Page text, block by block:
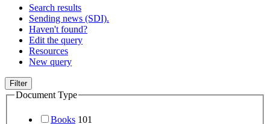
Search results
Sending news (SDI).
Haven't found?
Edit the query
Resources
New query
Filter
Document Type
Books 101